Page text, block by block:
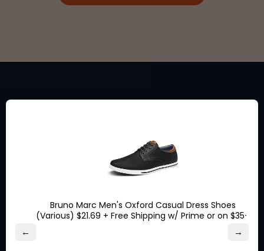
mendapatkan penawaran
diskon khusus dari merek
yang Anda sukai.
Tentang Ship7
← →
Bruno Marc Men's Oxford Casual Dress Shoes
(Various) $21.69 + Free Shipping w/ Prime or on $35+